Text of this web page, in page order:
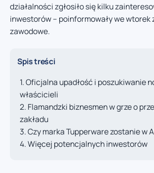
działalności zgłosiło się kilku
inwestorów – poinformowały we wtorek
zawodowe.
Spis treści
Oficjalna upadłość i poszukiwanie
właścicieli
Flamandzki biznesmen w grze o
zakładu
Czy marka Tupperware zostanie w
Więcej potencjalnych inwestorów